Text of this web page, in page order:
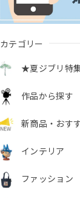
カテゴリー
★夏ジブリ特
作品から探す
新商品・おす
インテリア
ファッション